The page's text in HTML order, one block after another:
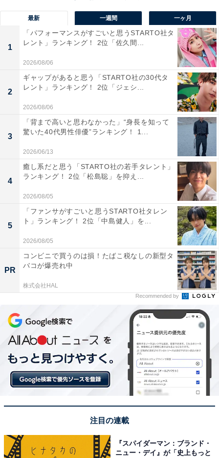
1位：鈴木亮平／59票
View this post on Instagram
1位にランクインしたのは、鈴木亮平さんです。1月18日
最新 一週間 一ヶ月
1
「パフォーマンスがすごいと思うSTARTO社タ
レント」ランキング！ 2位「佐久間...
2026/08/06
2
ギャップがあると思う「STARTO社の30代タ
レント」ランキング！ 2位「ジェシ...
2026/08/06
3
「背まで高いと思わなかった」“身長を知って
驚いた40代男性俳優”ランキング！ 1...
2026/06/13
4
癒し系だと思う「STARTO社の若手タレント」
ランキング！ 2位「松島聡」を抑え...
2026/08/05
5
「ファンサがすごいと思うSTARTO社タレン
ト」ランキング！ 2位「中島健人」を...
2026/08/05
PR
コンビニで買うのは損！たばこ税なしの新型タ
バコが爆売れ中
株式会社HAL
Recommended by
注目の連載
『スパイダーマン：ブランド・
ニュー・デイ』が「史上もっと